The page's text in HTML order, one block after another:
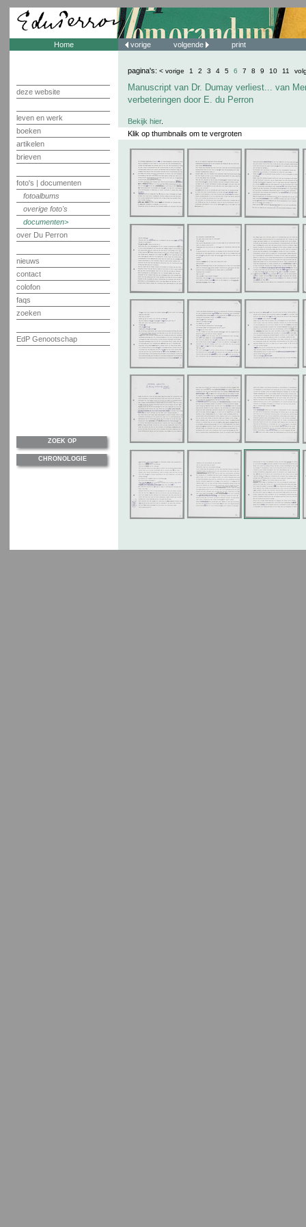
Home
deze website
leven en werk
boeken
artikelen
brieven
foto's | documenten
fotoalbums
overige foto's
documenten
over Du Perron
nieuws
contact
colofon
faqs
zoeken
EdP Genootschap
vorige volgende print
pagina's: < vorige 1 2 3 4 5 6 7 8 9 10 11
Manuscript van Dr. Dumay verliest... van
verbeteringen door E. du Perron
Bekijk hier.
Klik op thumbnails om te vergroten
ZOEK OP
CHRONOLOGIE